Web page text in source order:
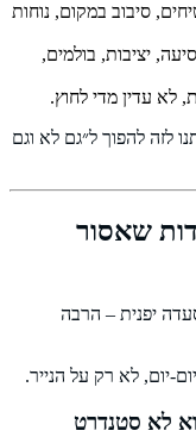
סיבוב במקום, נוחות
יציבות, בולמים,
לא עדין מדי לחוץ.
לזה להפוך ל״גם לא וגם
בכיסא? 9 נקודות שאסור
יפנית – הרבה
יום, לא רק על הנייר.